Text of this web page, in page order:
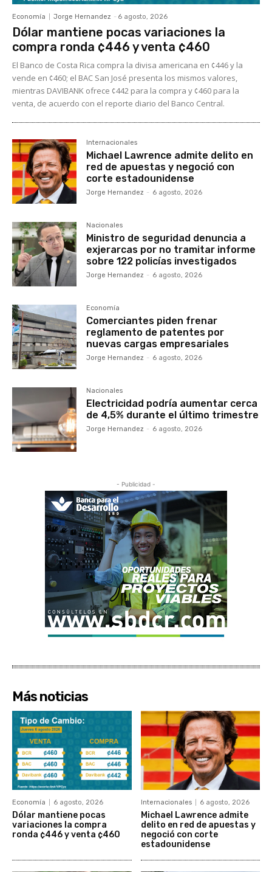
Economía Jorge Hernandez - 6 agosto, 2026
Dólar mantiene pocas variaciones la
compra ronda ¢446 y venta ¢460
El Banco de Costa Rica compra la divisa americana en ¢446 y la
vende en ¢460; el BAC San José presenta los mismos valores,
mientras DAVIBANK ofrece ¢442 para la compra y ¢460 para la
venta, de acuerdo con el reporte diario del Banco Central.
Internacionales
Michael Lawrence admite delito en
red de apuestas y negoció con
corte estadounidense
Jorge Hernandez - 6 agosto, 2026
Nacionales
Ministro de seguridad denuncia a
exjerarcas por no tramitar informe
sobre 122 policías investigados
Jorge Hernandez - 6 agosto, 2026
Economía
Comerciantes piden frenar
reglamento de patentes por
nuevas cargas empresariales
Jorge Hernandez - 6 agosto, 2026
Nacionales
Electricidad podría aumentar cerca
de 4,5% durante el último trimestre
Jorge Hernandez - 6 agosto, 2026
- Publicidad -
Más noticias
Economía 6 agosto, 2026
Dólar mantiene pocas
variaciones la compra
ronda ¢446 y venta ¢460
Internacionales 6 agosto, 2026
Michael Lawrence admite
delito en red de apuestas y
negoció con corte
estadounidense